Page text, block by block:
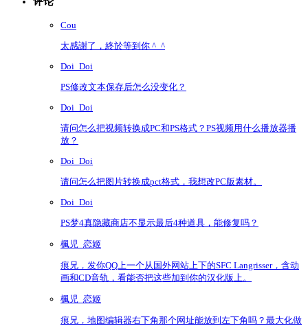
Cou
太感謝了，終於等到你 ^_^
Doi_Doi
PS修改文本保存后怎么没变化？
Doi_Doi
请问怎么把视频转换成PC和PS格式？PS视频用什么播放器播
放？
Doi_Doi
请问怎么把图片转换成pct格式，我想改PC版素材。
Doi_Doi
PS梦4真隐藏商店不显示最后4种道具，能修复吗？
楓児_恋姬
痕兄，发你QQ上一个从国外网站上下的SFC Langrisser，含动
画和CD音轨，看能否把这些加到你的汉化版上。
楓児_恋姬
痕兄，地图编辑器右下角那个网址能放到左下角吗？最大化做